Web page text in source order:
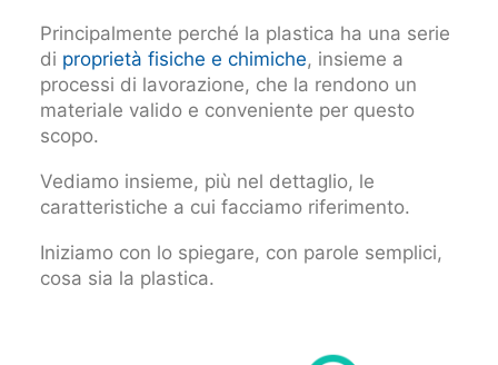
Principalmente perché la plastica ha una serie
di proprietà fisiche e chimiche, insieme a
processi di lavorazione, che la rendono un
materiale valido e conveniente per questo
scopo.
Vediamo insieme, più nel dettaglio, le
caratteristiche a cui facciamo riferimento.
Iniziamo con lo spiegare, con parole semplici,
cosa sia la plastica.